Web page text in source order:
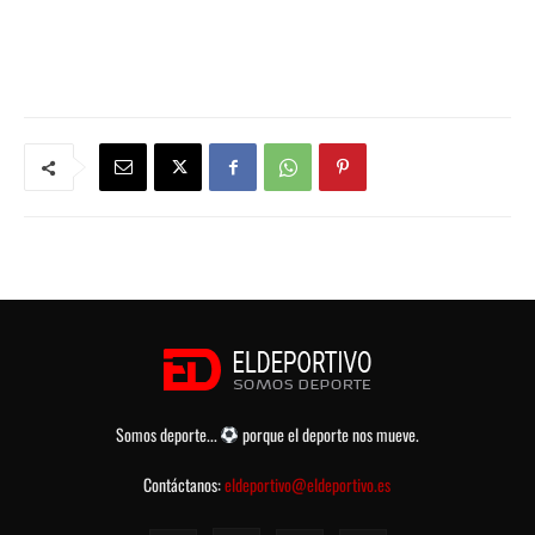
Somos deporte...
porque el deporte nos mueve.
Contáctanos:eldeportivo@eldeportivo.es